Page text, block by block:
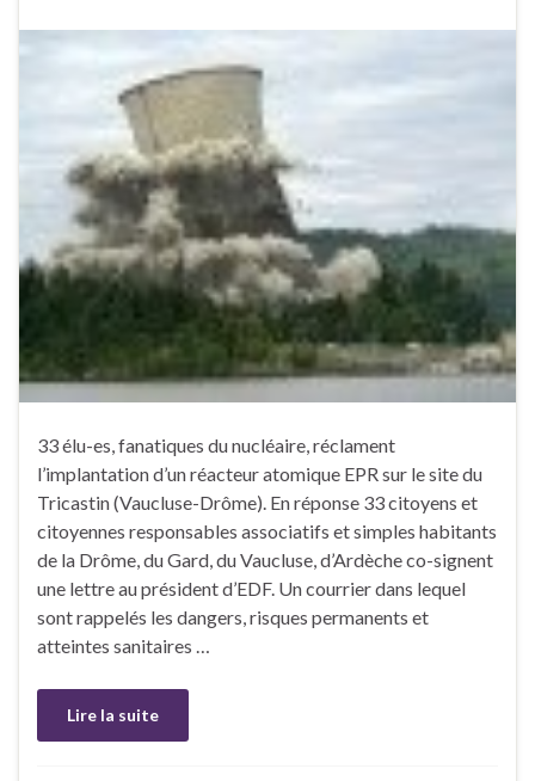
33 élu-es, fanatiques du nucléaire, réclament
l’implantation d’un réacteur atomique EPR sur le site du
Tricastin (Vaucluse-Drôme). En réponse 33 citoyens et
citoyennes responsables associatifs et simples habitants
de la Drôme, du Gard, du Vaucluse, d’Ardèche co-signent
une lettre au président d’EDF. Un courrier dans lequel
sont rappelés les dangers, risques permanents et
atteintes sanitaires …
Lire la suite